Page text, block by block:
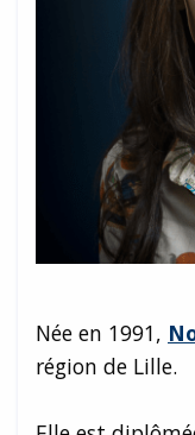
Née en 1991,
région de Lille.